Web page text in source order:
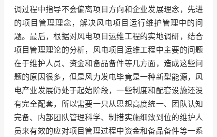
调过程中指导不会偏离项目方向和企业发展理念，先进
的项目管理理念，解决风电项目运行维护管理中的问
题。最后，根据对风电项目运维工程的实地调研，结合
项目管理理论的分析，风电项目运维工程中主要的问题
在于维护人员、资金和备品备件等几方面，造成这些问
题的原因很多，但是风力发电毕竟是一种新型能源，风
电产业发展仍处于起始阶段，一些制度和配套设施还没
有完全配套，所以需要一只从思想高度统一、团队认知
完备、内部团队管理科学、制措实施细致到位的维护人
员来有效的应对项目管理过程中资金和备品备件等一系